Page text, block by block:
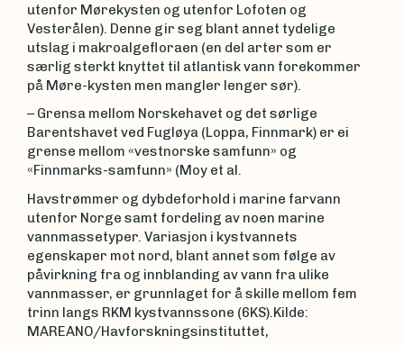
utenfor Mørekysten og utenfor Lofoten og
Vesterålen). Denne gir seg blant annet tydelige
utslag i makroalgefloraen (en del arter som er
særlig sterkt knyttet til atlantisk vann forekommer
på Møre-kysten men mangler lenger sør).
– Grensa mellom Norskehavet og det sørlige
Barentshavet ved Fugløya (Loppa, Finnmark) er ei
grense mellom «vestnorske samfunn» og
«Finnmarks-samfunn» (Moy et al.
Havstrømmer og dybdeforhold i marine farvann
utenfor Norge samt fordeling av noen marine
vannmassetyper. Variasjon i kystvannets
egenskaper mot nord, blant annet som følge av
påvirkning fra og innblanding av vann fra ulike
vannmasser, er grunnlaget for å skille mellom fem
trinn langs RKM kystvannssone (6KS).Kilde:
MAREANO/Havforskningsinstituttet,